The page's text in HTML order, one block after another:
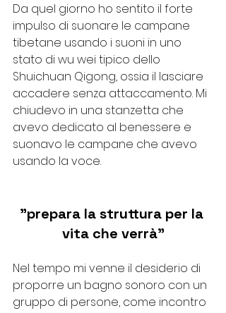
Da quel giorno ho sentito il forte
impulso di suonare le campane
tibetane usando i suoni in uno
stato di wu wei tipico dello
Shuichuan Qigong, ossia il lasciare
accadere senza attaccamento. Mi
chiudevo in una stanzetta che
avevo dedicato al benessere e
suonavo le campane che avevo
usando la voce.
"prepara la struttura per la
vita che verrà"
Nel tempo mi venne il desiderio di
proporre un bagno sonoro con un
gruppo di persone, come incontro